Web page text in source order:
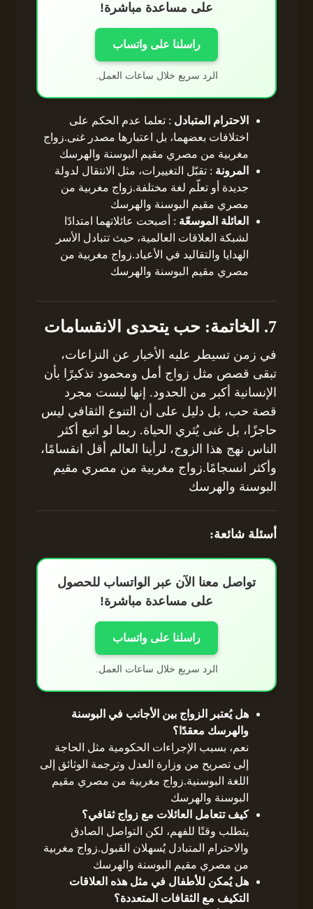
على مساعدة مباشرة!
راسلنا على واتساب
الرد سريع خلال ساعات العمل.
الاحترام المتبادل : تعلما عدم الحكم على
اختلافات بعضهما، بل اعتبارها مصدر غنى.زواج
مغربية من مصري مقيم البوسنة والهرسك
المرونة : تقبّل التغييرات، مثل الانتقال لدولة
جديدة أو تعلّم لغة مختلفة.زواج مغربية من
مصري مقيم البوسنة والهرسك
العائلة الموسعّة : أصبحت عائلاتهما امتدادًا
لشبكة العلاقات العالمية، حيث تتبادل الأسر
الهدايا والتقاليد في الأعياد.زواج مغربية من
مصري مقيم البوسنة والهرسك
7. الخاتمة: حب يتحدى الانقسامات
في زمن تسيطر عليه الأخبار عن النزاعات،
تبقى قصص مثل زواج أمل ومحمود تذكيرًا بأن
الإنسانية أكبر من الحدود. إنها ليست مجرد
قصة حب، بل دليل على أن التنوع الثقافي ليس
حاجزًا، بل غنى يُثري الحياة. ربما لو اتبع أكثر
الناس نهج هذا الزوج، لرأينا العالم أقل انقسامًا،
وأكثر انسجامًا.زواج مغربية من مصري مقيم
البوسنة والهرسك
أسئلة شائعة:
تواصل معنا الآن عبر الواتساب للحصول
على مساعدة مباشرة!
راسلنا على واتساب
الرد سريع خلال ساعات العمل.
هل يُعتبر الزواج بين الأجانب في البوسنة
والهرسك معقدًا؟
نعم، بسبب الإجراءات الحكومية مثل الحاجة
إلى تصريح من وزارة العدل وترجمة الوثائق إلى
اللغة البوسنية.زواج مغربية من مصري مقيم
البوسنة والهرسك
كيف تتعامل العائلات مع زواج ثقافي؟
يتطلب وقتًا للفهم، لكن التواصل الصادق
والاحترام المتبادل يُسهلان القبول.زواج مغربية
من مصري مقيم البوسنة والهرسك
هل يُمكن للأطفال في مثل هذه العلاقات
التكيف مع الثقافات المتعددة؟